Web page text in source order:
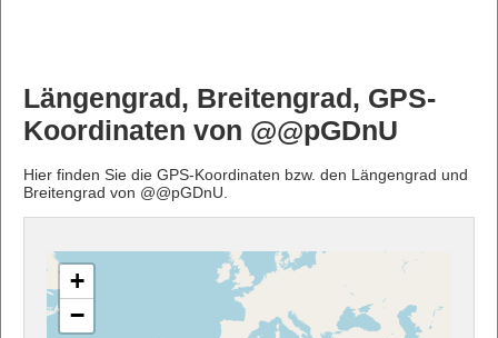
Längengrad, Breitengrad, GPS-
Koordinaten von @@pGDnU
Hier finden Sie die GPS-Koordinaten bzw. den Längengrad und
Breitengrad von @@pGDnU.
+
−